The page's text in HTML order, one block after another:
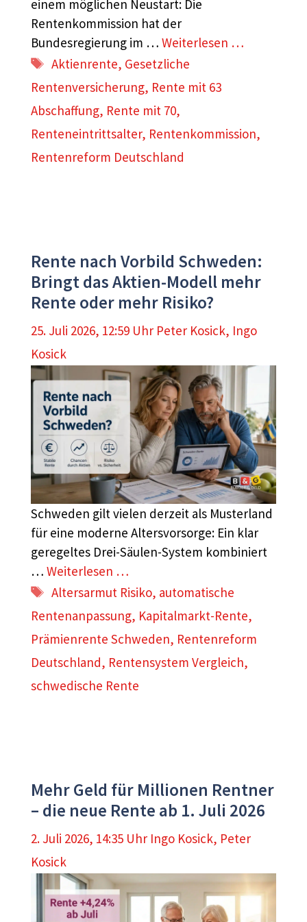
einem möglichen Neustart: Die
Rentenkommission hat der
Bundesregierung im … Weiterlesen …
Schlagwörter
Aktienrente, Gesetzliche
Rentenversicherung, Rente mit 63
Abschaffung, Rente mit 70,
Renteneintrittsalter, Rentenkommission,
Rentenreform Deutschland
Rente nach Vorbild Schweden:
Bringt das Aktien-Modell mehr
Rente oder mehr Risiko?
25. Juli 2026, 12:59 Uhr Peter Kosick, Ingo
Kosick
Schweden gilt vielen derzeit als Musterland
für eine moderne Altersvorsorge: Ein klar
geregeltes Drei-Säulen-System kombiniert
… Weiterlesen …
Schlagwörter
Altersarmut Risiko, automatische
Rentenanpassung, Kapitalmarkt-Rente,
Prämienrente Schweden, Rentenreform
Deutschland, Rentensystem Vergleich,
schwedische Rente
Mehr Geld für Millionen Rentner
– die neue Rente ab 1. Juli 2026
2. Juli 2026, 14:35 Uhr Ingo Kosick, Peter
Kosick